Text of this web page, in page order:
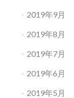
2019年9月
2019年8月
2019年7月
2019年6月
2019年5月